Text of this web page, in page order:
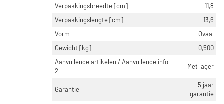
Verpakkingsbreedte [cm]
11,8
Verpakkingslengte [cm]
13,6
Vorm
Ovaal
Gewicht [kg]
0,500
Aanvullende artikelen / Aanvullende info
2
Met lager
Garantie
5 jaar
garantie